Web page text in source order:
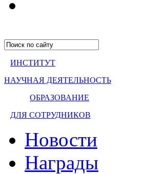
ИНСТИТУТ
НАУЧНАЯ ДЕЯТЕЛЬНОСТЬ
ОБРАЗОВАНИЕ
ДЛЯ СОТРУДНИКОВ
Новости
Награды